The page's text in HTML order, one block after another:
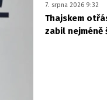
7. srpna 2026 9:32
Thajskem
zabil nejméně